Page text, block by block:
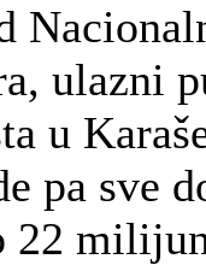
ulazni
u
pa sve
22